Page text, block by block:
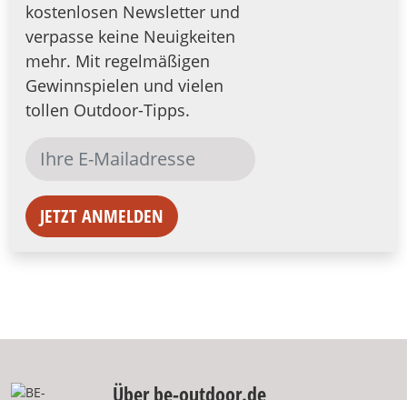
kostenlosen Newsletter und
verpasse keine Neuigkeiten
mehr. Mit regelmäßigen
Gewinnspielen und vielen
tollen Outdoor-Tipps.
JETZT ANMELDEN
Über be-outdoor.de